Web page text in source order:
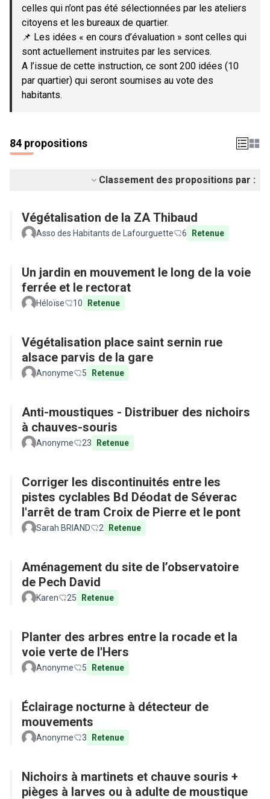
celles qui n’ont pas été sélectionnées par les ateliers
citoyens et les bureaux de quartier.
📌 Les idées « en cours d’évaluation » sont celles qui
sont actuellement instruites par les services.
A l’issue de cette instruction, ce sont 200 idées (10
par quartier) qui seront soumises au vote des
habitants.
84 propositions
Classement des propositions par :
Végétalisation de la ZA Thibaud
Asso des Habitants de Lafourguette 6 Retenue
Un jardin en mouvement le long de la voie
ferrée et le rectorat
Héloïse 10 Retenue
Végétalisation place saint sernin rue
alsace parvis de la gare
Anonyme 5 Retenue
Anti-moustiques - Distribuer des nichoirs
à chauves-souris
Anonyme 23 Retenue
Corriger les discontinuités entre les
pistes cyclables Bd Déodat de Séverac
l'arrêt de tram Croix de Pierre et le pont
Sarah BRIAND 2 Retenue
Aménagement du site de l’observatoire
de Pech David
Karen 25 Retenue
Planter des arbres entre la rocade et la
voie verte de l'Hers
Anonyme 5 Retenue
Éclairage nocturne à détecteur de
mouvements
Anonyme 3 Retenue
Nichoirs à martinets et chauve souris +
pièges à larves ou à adulte de moustique